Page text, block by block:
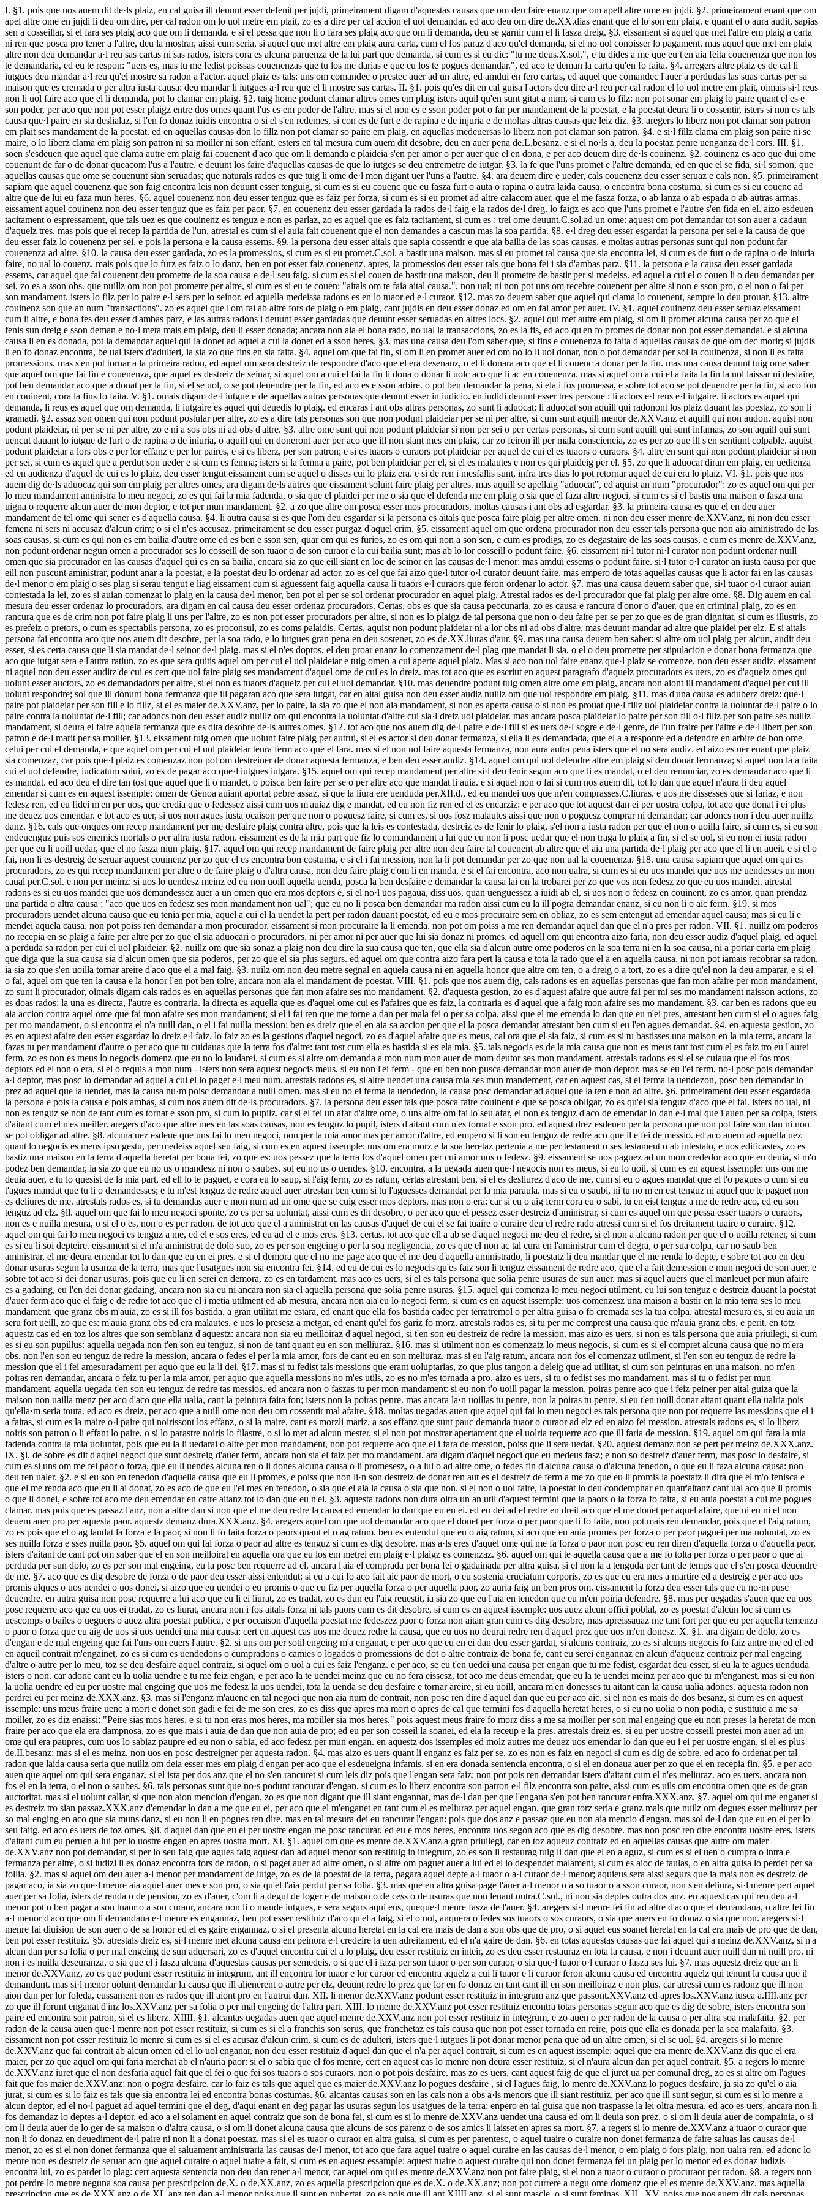
I. §1. pois que nos auem dit de·ls plaiz, en cal guisa ill deuunt esser defenit per jujdi, primeirament digam d'aquestas causas que om deu faire enanz que om apell altre ome en jujdi. §2. primeirament enant que om apel altre ome en jujdi li deu om dire, per cal radon om lo uol metre em plait, zo es a dire per cal accion el uol demandar. ed aco deu om dire de.XX.dias enant que el lo son em plaig. e quant el o aura audit, sapias sen a cosseillar, si el fara ses plaig aco que om li demanda. e si el pessa que non li o fara ses plaig aco que om li demanda, deu se garnir cum el li fasza dreig. §3. eissament si aquel que met l'altre em plaig a carta ni ren que posca pro tener a l'altre, deu la mostrar, aissi cum seria, si aquel que met altre em plaig aura carta, cum el fos paraz d'aco qu'el demanda, si el no uol conoisser lo pagament. mas aquel que met em plaig altre non deu demandar a·l reu sas cartas ni sas rados, isters cora es alcuna paruenza de la lui part que demanda, si cum es si eu dic: "tu me deus.X.sol.", e tu dides a me que eu t'en aia feita couenenza que non los te demandaria, ed eu te respon: "uers es, mas tu me fedist poissas couenenzas que tu los me darias e que eu los te pogues demandar.", ed aco te deman la carta qu'en fo faita. §4. arregers altre plaiz es de cal li iutgues deu mandar a·l reu qu'el mostre sa radon a l'actor. aquel plaiz es tals: uns om comandec o prestec auer ad un altre, ed amdui en fero cartas, ed aquel que comandec l'auer a perdudas las suas cartas per sa maison que es cremada o per altra iusta causa: deu mandar li iutgues a·l reu que el li mostre sas cartas. II. §1. pois qu'es dit en cal guisa l'actors deu dire a·l reu per cal radon el lo uol metre em plait, oimais si·l reus non li uol faire aco que el li demanda, pot lo clamar em plaig. §2. tuig home podunt clamar altres omes em plaig isters aquil qu'en sunt gitat a num, si cum es lo filz: non pot sonar em plaig lo paire quant el es e son poder, per aco que non pot esser plaigz entre dos omes quant l'us es em poder de l'altre. mas si el non es e sson poder pot o far per mandament de la poestat, e la poestat deura li o cossentir, isters si non es tals causa que·l paire en sia deslialaz, si l'en fo donaz iuidis encontra o si el s'en redemes, si con es de furt e de rapina e de injuria e de moltas altras causas que leiz diz. §3. aregers lo liberz non pot clamar son patron em plait ses mandament de la poestat. ed en aquellas causas don lo fillz non pot clamar so paire em plaig, en aquellas medeuersas lo liberz non pot clamar son patron. §4. e si·l fillz clama em plaig son paire ni se maire, o lo liberz clama em plaig son patron ni sa moiller ni son effant, esters en tal mesura cum auem dit desobre, deu en auer pena de.L.besanz. e si el no·ls a, deu la poestaz penre uenganza de·l cors. III. §1. soen s'esdeuen que aquel que clama autre em plaig fai couenent d'aco que om li demanda e plaideia s'en per amor o per auer que el en dona, e per aco deuem dire de·ls couinenz. §2. couinenz es aco que dui ome couenunt de far o de donar queacom l'us a l'autre. e deuunt los faire d'aquellas causas de que lo iutges se deu entremetre de iutgar. §3. la fe que l'uns promet e l'altre demanda, ed en que el se fida, si·l somon, que aquellas causas que ome se couenunt sian seruadas; que naturals rados es que tuig li ome de·l mon digant uer l'uns a l'autre. §4. ara deuem dire e ueder, cals couenenz deu esser seruaz e cals non. §5. primeirament sapiam que aquel couenenz que son faig encontra leis non deuunt esser tenguig, si cum es si eu couenc que eu fasza furt o auta o rapina o autra laida causa, o encontra bona costuma, si cum es si eu couenc ad altre que de lui eu faza mun heres. §6. aquel couenenz non deu esser tenguz que es faiz per forza, si cum es si eu promet ad altre calacom auer, que el me fasza forza, o ab lanza o ab espada o ab autras armas. eissament aquel couinenz non deu esser tenguz que es faiz per paor. §7. en couenenz deu esser gardada la rados de·l faig e la rados de·l dreg. lo faigz es aco que l'uns promet e l'autre s'en fida en el. aizo esdeuen tacitament o espressament, que tals uez es que couinenz es tenguz e non es parlaz, zo es aquel que es faiz tacitament, si cum es : trei ome deuunt.C.sol.ad un ome: aquest om pot demandar tot son auer a cadaun d'aquelz tres, mas pois que el recep la partida de l'un, atrestal es cum si el auia fait couenent que el non demandes a cascun mas la soa partida. §8. e·l dreg deu esser esgardat la persona per sei e la causa de que deu esser faiz lo couenenz per sei, e pois la persona e la causa essems. §9. la persona deu esser aitals que sapia cossentir e que aia bailia de las soas causas. e moltas autras personas sunt qui non podunt far couenenza ad altre. §10. la causa deu esser gardada, zo es la promessios, si cum es si eu promet.C.sol. a bastir una maison. mas si eu promet tal causa que sia encontra lei, si cum es de furt o de rapina o de iniuria faire, no ual lo couenz. mais pois que lo furz es faiz o lo danz, ben en pot esser faiz couenenz. apres, la promessios deu esser tals que bona fei i sia d'ambas parz. §11. la persona e la causa deu esser gardada essems, car aquel que fai couenent deu prometre de la soa causa e de·l seu faig, si cum es si el couen de bastir una maison, deu li prometre de bastir per si medeiss. ed aquel a cui el o couen li o deu demandar per sei, zo es a sson obs. que nuillz om non pot prometre per altre, si cum es si eu te couen: "aitals om te faia aital causa.", non ual; ni non pot uns om recebre couenent per altre si non e sson pro, o el non o fai per son mandament, isters lo filz per lo paire e·l sers per lo seinor. ed aquella medeissa radons es en lo tuaor ed e·l curaor. §12. mas zo deuem saber que aquel qui clama lo couenent, sempre lo deu prouar. §13. altre couinenz son que an num "transactions". zo es aquel que l'om fai ab altre fors de plaig o em plaig, cant jujdis en deu esser donaz ed om en fai amor per auer. IV. §1. aquel couinenz deu esser seruaz eissament cum li altre, e bona fes deu esser d'ambas parz, e las autras radons i deuunt esser gardadas que deuunt esser seruadas en altres locs. §2. aquel qui met autre em plaig, si om li promet alcuna causa per zo que el fenis sun dreig e sson deman e no·l meta mais em plaig, deu li esser donada; ancara non aia el bona rado, no ual la transaccions, zo es la fis, ed aco qu'en fo promes de donar non pot esser demandat. e si alcuna causa li en es donada, pot la demandar aquel qui la donet ad aquel a cui la donet ed a sson heres. §3. mas una causa deu l'om saber que, si fins e couenenza fo faita d'aquellas causas de que om dec morir; si jujdis li en fo donaz encontra, be ual isters d'adulteri, ia sia zo que fins en sia faita. §4. aquel om que fai fin, si om li en promet auer ed om no lo li uol donar, non o pot demandar per sol la couinenza, si non li es faita promessions. mas s'en pot tornar a la primeira radon, ed aquel om sera destreiz de respondre d'aco que el era desenanz, o el li donara aco que el li couenc a donar per la fin. mas una causa deuunt tuig ome saber que aquel om que fai fin e couenenza, que aquel es destreiz de seinar, si aquel om a cui el fai la fin li dona o donar li uolc aco que li ac en couenenza. mas si aquel om a cui el a faita la fin la uol laissar ni desfaire, pot ben demandar aco que a donat per la fin, si el se uol, o se pot deuendre per la fin, ed aco es e sson arbire. o pot ben demandar la pena, si ela i fos promessa, e sobre tot aco se pot deuendre per la fin, si aco fon en couinent, cora la fins fo faita. V. §1. omais digam de·l iutgue e de aquellas autras personas que deuunt esser in iudicio. en iudidi deuunt esser tres persone : li actors e·l reus e·l iutgaire. li actors es aquel qui demanda, li reus es aquel que om demanda, li iutgaire es aquel qui deuedis lo plaig. ed encaras i ant obs altras personas, zo sunt li aduocat: li aduocat son aquill qui radonont los plaiz dauant las poestaz, zo son li gramadi. §2. assaz son omen qui non podunt postular per altre, zo es a dire tals personas son que non podunt plaideiar per se ni per altre, si cum sunt aquill menor de.XXV.anz et aquill qui non audon. aquist non podunt plaideiar, ni per se ni per altre, zo e ni a sos obs ni ad obs d'altre. §3. altre ome sunt qui non podunt plaideiar si non per sei o per certas personas, si cum sont aquill qui sunt infamas, zo son aquill qui sunt uencut dauant lo iutgue de furt o de rapina o de iniuria, o aquill qui en doneront auer per aco que ill non siant mes em plaig, car zo feiron ill per mala consciencia, zo es per zo que ill s'en sentiunt colpable. aquist podunt plaideiar a lors obs e per lor effanz e per lor paires, e si es liberz, per son patron; e si es tuaors o curaors pot plaideiar per aquel de cui el es tuaors o curaors. §4. altre en sunt qui non podunt plaideiar si non per sei, si cum es aquel que a perdut son ueder e si cum es femna; isters si la femna a paire, pot ben plaideiar per el, si el es malautes e non es qui plaideig per el. §5. zo que li aduocat diran em plaig, en uedienza ed en audienza d'aquel de cui es lo plaiz, deu esser tengut eissament cum se aquel o disses cui lo plaiz era. e si de ren i mesfallis sunt, infra tres dias lo pot retornar aquel de cui era lo plaiz. VI. §1. pois que nos auem dig de·ls aduocaz qui son em plaig per altres omes, ara digam de·ls autres que eissament solunt faire plaig per altres. mas aquill se apellaig "aduocat", ed aquist an num "procurador": zo es aquel om qui per lo meu mandament aministra lo meu negoci, zo es qui fai la mia fadenda, o sia que el plaidei per me o sia que el defenda me em plaig o sia que el faza altre negoci, si cum es si el bastis una maison o fasza una uigna o requerre alcun auer de mon deptor, e tot per mun mandament. §2. a zo que altre om posca esser mos procuradors, moltas causas i ant obs ad esgardar. §3. la primeira causa es que el en deu auer mandament de tel ome qui sener es d'aquella causa. §4. li autra causa si es que l'om